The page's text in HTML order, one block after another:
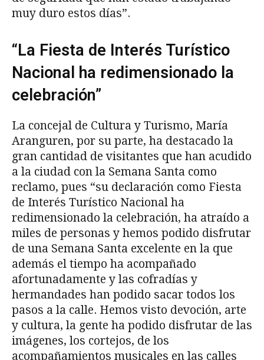
muy duro estos días”.
“La Fiesta de Interés Turístico
Nacional ha redimensionado la
celebración”
La concejal de Cultura y Turismo, María
Aranguren, por su parte, ha destacado la
gran cantidad de visitantes que han acudido
a la ciudad con la Semana Santa como
reclamo, pues “su declaración como Fiesta
de Interés Turístico Nacional ha
redimensionado la celebración, ha atraído a
miles de personas y hemos podido disfrutar
de una Semana Santa excelente en la que
además el tiempo ha acompañado
afortunadamente y las cofradías y
hermandades han podido sacar todos los
pasos a la calle. Hemos visto devoción, arte
y cultura, la gente ha podido disfrutar de las
imágenes, los cortejos, de los
acompañamientos musicales en las calles